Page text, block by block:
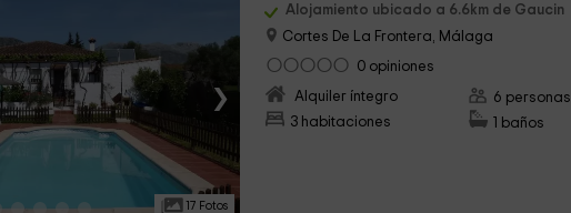
›
17 Fotos
Alojamiento ubicado a 6.6km de Gaucin
Cortes De La Frontera, Málaga
0 opiniones
Alquiler íntegro
3 habitaciones
6 personas
1 baños